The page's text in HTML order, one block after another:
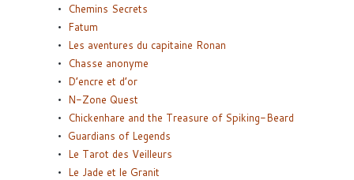
Chemins Secrets
Fatum
Les aventures du capitaine Ronan
Chasse anonyme
D’encre et d’or
N-Zone Quest
Chickenhare and the Treasure of Spiking-Beard
Guardians of Legends
Le Tarot des Veilleurs
Le Jade et le Granit